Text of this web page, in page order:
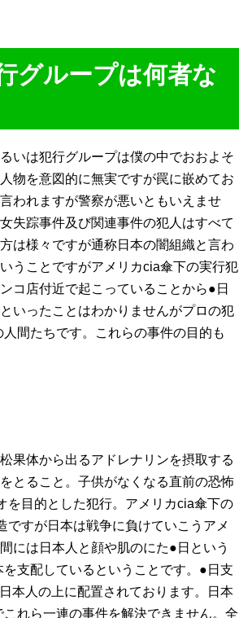
グループは何者な
いは犯行グループは僕の中でおおよそ
物を意図的に無実ですが罠に嵌めてお
われますが警察が悪いともいえませ
失踪事件及び関連事件の犯人はすべて
は様々ですが通称日本の闇組織と言わ
うことですがアメリカcia傘下の実行犯
コ店付近で起こっていることから●日
いったことはわかりませんがプロの犯
間たちです。これらの事件の目的も
果体から出るアドレナリンを摂取する
とること。子供がなくなる直前の恐怖
を目的とした犯行。アメリカcia傘下の
すが日本は戦争に負けていこうアメ
には日本人と顔や肌のにた●日という
支配しているということです。●日支
本人の上に配置されております。日本
れら一連の事件を解決できません。全